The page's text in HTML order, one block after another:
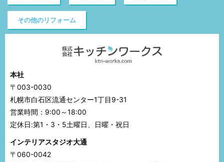
その他のリフォーム
本社
〒003-0030
札幌市白石区流通センター1丁目9-31
営業時間：9:00～18:00
定休日:第1・3・5土曜日、日曜・祝日
インテリアスタジオ大通
〒060-0042